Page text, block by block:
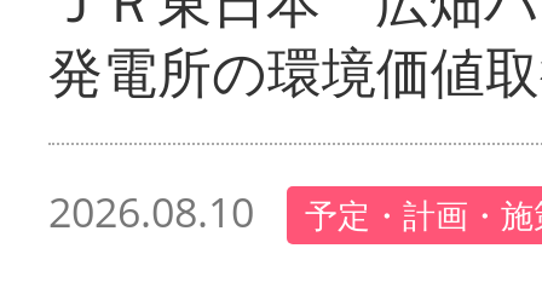
発電所の環境価値
2026.08.10 予定・計画・